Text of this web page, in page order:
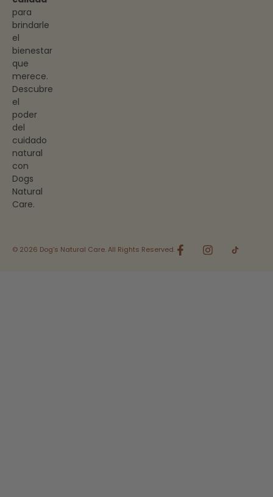
para
brindarle
el
bienestar
que
merece.
Descubre
el
poder
del
cuidado
natural
con
Dogs
Natural
Care.
© 2026 Dog’s Natural Care. All Rights Reserved.